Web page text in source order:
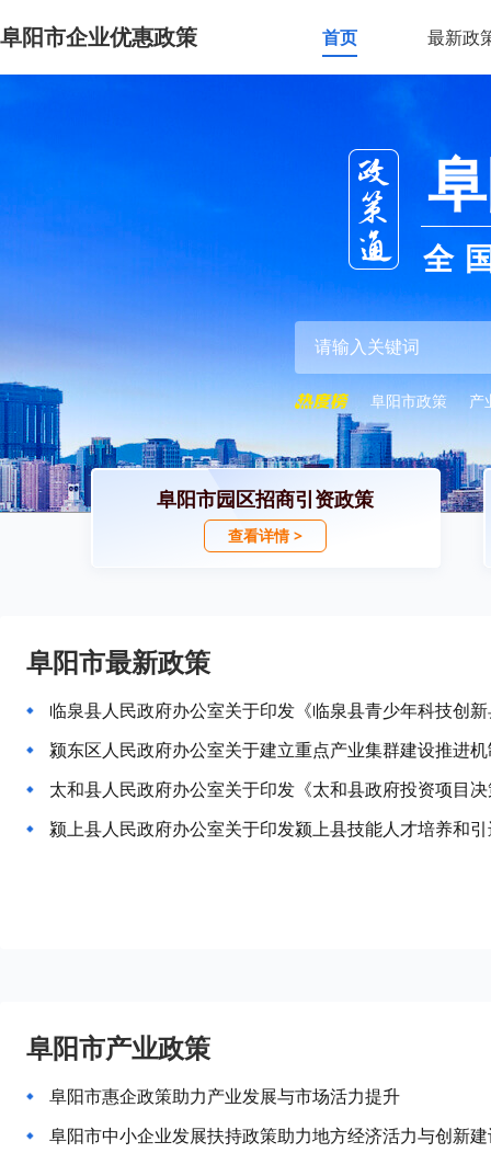
阜阳市企业优惠政策 首页 最新政
全
阜阳市政策 产
阜阳市园区招商引资政策
查看详情 >
阜阳市最新政策
临泉县人民政府办公室关于印发《临泉县青少年科技创
颍东区人民政府办公室关于建立重点产业集群建设推进
太和县人民政府办公室关于印发《太和县政府投资项目
颍上县人民政府办公室关于印发颍上县技能人才培养和
阜阳市产业政策
阜阳市惠企政策助力产业发展与市场活力提升
阜阳市中小企业发展扶持政策助力地方经济活力与创新